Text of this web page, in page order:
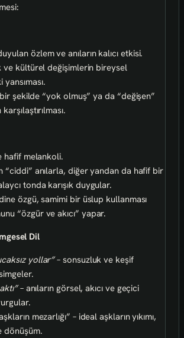
özlem ve anıların kalıcı etkisi.
ve kültürel değişimlerin bireysel
şekilde “yok olmuş” ya da “değişen”
hafif melankoli.
“ciddi” anılarla, diğer yandan da hafif bir
tonda karışık duygular.
özgü, samimi bir üslup kullanması
“özgür ve akıcı” yapar.
Dil
yollar”– sonsuzluk ve keşif
– anıların görsel, akıcı ve geçici
mezarlığı” – ideal aşkların yıkımı,
dönüşüm.